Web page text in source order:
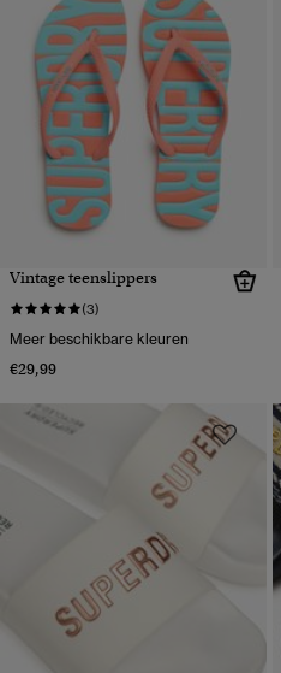
Vintage teenslippers
(3)
Meer beschikbare kleuren
€29,99